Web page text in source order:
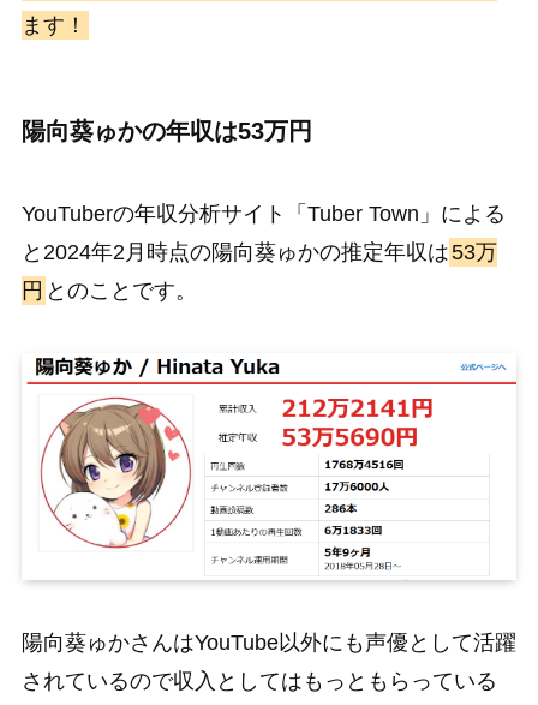
ます！
陽向葵ゅかの年収は53万円
YouTuberの年収分析サイト「Tuber Town」による
と2024年2月時点の陽向葵ゅかの推定年収は53万
円 とのことです。
陽向葵ゅかさんはYouTube以外にも声優として活躍
されているので収入としてはもっともらっている